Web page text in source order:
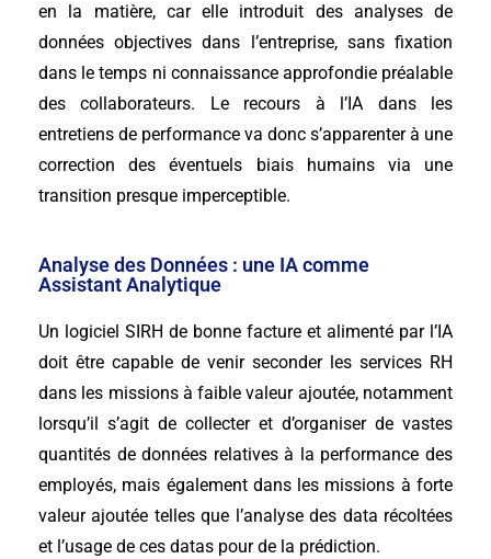
en la matière, car elle introduit des analyses de
données objectives dans l’entreprise, sans fixation
dans le temps ni connaissance approfondie préalable
des collaborateurs. Le recours à l’IA dans les
entretiens de performance va donc s’apparenter à une
correction des éventuels biais humains via une
transition presque imperceptible.
Analyse des Données : une IA comme
Assistant Analytique
Un logiciel SIRH de bonne facture et alimenté par l’IA
doit être capable de venir seconder les services RH
dans les missions à faible valeur ajoutée, notamment
lorsqu’il s’agit de collecter et d’organiser de vastes
quantités de données relatives à la performance des
employés, mais également dans les missions à forte
valeur ajoutée telles que l’analyse des data récoltées
et l’usage de ces datas pour de la prédiction.